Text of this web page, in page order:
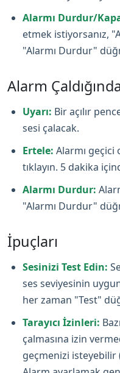
Alarmı Durdur/
etmek istiyorsanız,
"Alarmı Durdur"
Alarm
Uyarı: Bir açılır
sesi çalacak.
Ertele: Alarmı
tıklayın. 5 dakika
Alarmı Durdur:
"Alarmı Durdur"
İpuçları
Sesinizi Test Edin:
ses seviyesinin
her zaman "Test"
Tarayıcı İzinleri:
çalmasına izin
geçmenizi isteyebilir